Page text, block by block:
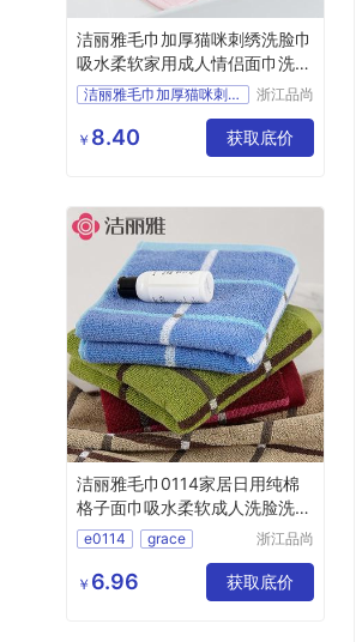
洁丽雅毛巾加厚猫咪刺绣洗脸巾
吸水柔软家用成人情侣面巾洗澡
巾
洁丽雅毛巾加厚猫咪刺绣洗脸巾
洁丽雅毛巾
洁丽雅
浙江品尚
公司
￥ 8.40 获取底价
洁丽雅毛巾0114家居日用纯棉
格子面巾吸水柔软成人洗脸洗澡
毛.巾
e0114
grace
家居日用纯棉格子面巾
洗脸洗澡毛巾
浙江品尚
公司
￥ 6.96 获取底价